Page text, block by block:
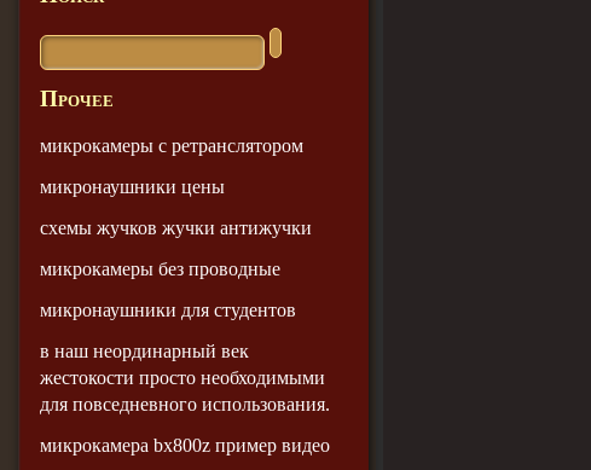
Прочее
микрокамеры с ретранслятором
микронаушники цены
схемы жучков жучки антижучки
микрокамеры без проводные
микронаушники для студентов
в наш неординарный век
жестокости просто необходимыми
для повседневного использования.
микрокамера bx800z пример видео